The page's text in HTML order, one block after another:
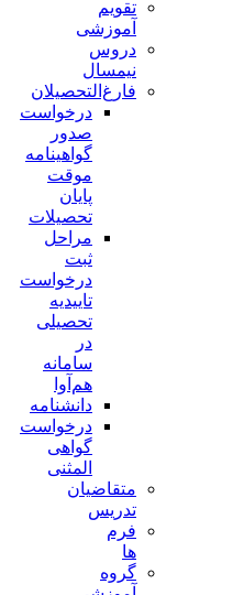
تقویم
آموزشی
دروس
نیمسال
فارغ‌التحصیلان
درخواست
صدور
گواهینامه
موقت
پایان
تحصیلات
مراحل
ثبت
درخواست
تاییدیه
تحصیلی
در
سامانه
هم‌آوا
دانشنامه
درخواست
گواهی
المثنی
متقاضیان
تدریس
فرم
ها
گروه